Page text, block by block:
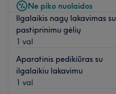
Ne piko nuolaidos
Ilgalaikis nagų lakavimas su
pastiprinimu gėlių
1 val
Aparatinis pedikiūras su
ilgalaikiu lakavimu
1 val